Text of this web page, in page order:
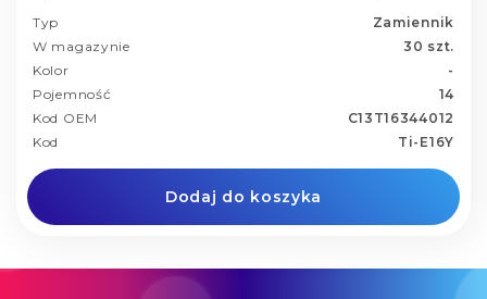
Typ
Zamiennik
W magazynie
30 szt.
Kolor
-
Pojemność
14
Kod OEM
C13T16344012
Kod
Ti-E16Y
Dodaj do koszyka